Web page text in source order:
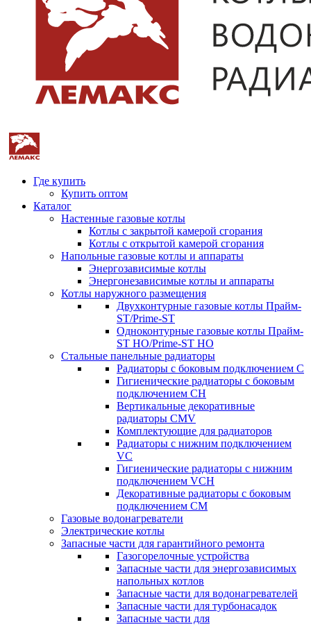
Где купить
Купить оптом
Каталог
Настенные газовые котлы
Котлы с закрытой камерой сгорания
Котлы с открытой камерой сгорания
Напольные газовые котлы и аппараты
Энергозависимые котлы
Энергонезависимые котлы и аппараты
Котлы наружного размещения
Двухконтурные газовые котлы Прайм-
ST/Prime-ST
Одноконтурные газовые котлы Прайм-
ST HO/Prime-ST HO
Стальные панельные радиаторы
Радиаторы c боковым подключением C
Гигиенические радиаторы c боковым
подключением CH
Вертикальные декоративные
радиаторы CMV
Комплектующие для радиаторов
Радиаторы c нижним подключением
VC
Гигиенические радиаторы c нижним
подключением VCH
Декоративные радиаторы с боковым
подключением CM
Газовые водонагреватели
Электрические котлы
Запасные части для гарантийного ремонта
Газогорелочные устройства
Запасные части для энергозависимых
напольных котлов
Запасные части для водонагревателей
Запасные части для турбонасадок
Запасные части для